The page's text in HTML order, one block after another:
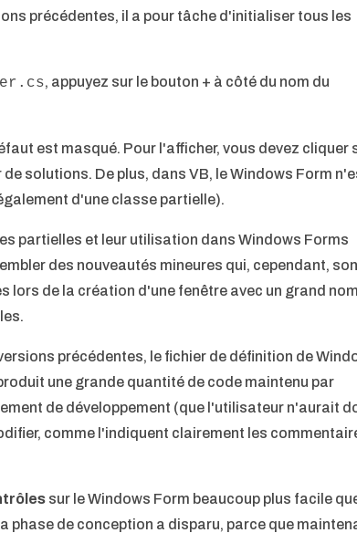
précédentes, il a pour tâche d'initialiser tous les
, appuyez sur le bouton + à côté du nom du
est masqué. Pour l'afficher, vous devez cliquer
de solutions. De plus, dans VB, le Windows Form
d'une classe partielle).
partielles et leur utilisation dans Windows Forms
des nouveautés mineures qui, cependant,
lors de la création d'une fenêtre avec un grand
précédentes, le fichier de définition de
une grande quantité de code maintenu par
de développement (que l'utilisateur n'aurait
comme l'indiquent clairement les
sur le Windows Form beaucoup plus facile
phase de conception a disparu, parce que